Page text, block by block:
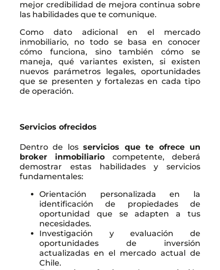
mejor credibilidad de mejora continua sobre
las habilidades que te comunique.
Como dato adicional en el mercado
inmobiliario, no todo se basa en conocer
cómo funciona, sino también cómo se
maneja, qué variantes existen, si existen
nuevos parámetros legales, oportunidades
que se presenten y fortalezas en cada tipo
de operación.
Servicios ofrecidos
Dentro de losservicios que te ofrece un
broker inmobiliario competente, deberá
demostrar estas habilidades y servicios
fundamentales:
Orientación personalizada en la
identificación de propiedades de
oportunidad que se adapten a tus
necesidades.
Investigación y evaluación de
oportunidades de inversión
actualizadas en el mercado actual de
Chile.